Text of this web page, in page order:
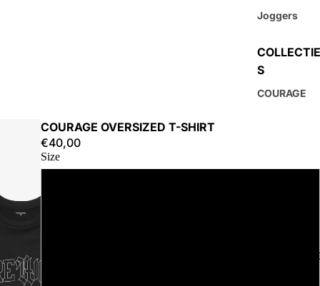
Joggers
COLLECTIE
S
COURAGE
COURAGE OVERSIZED T-SHIRT
€40,00
Size